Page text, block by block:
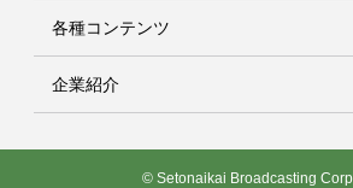
各種コンテンツ
企業紹介
© Setonaikai Broadcasting